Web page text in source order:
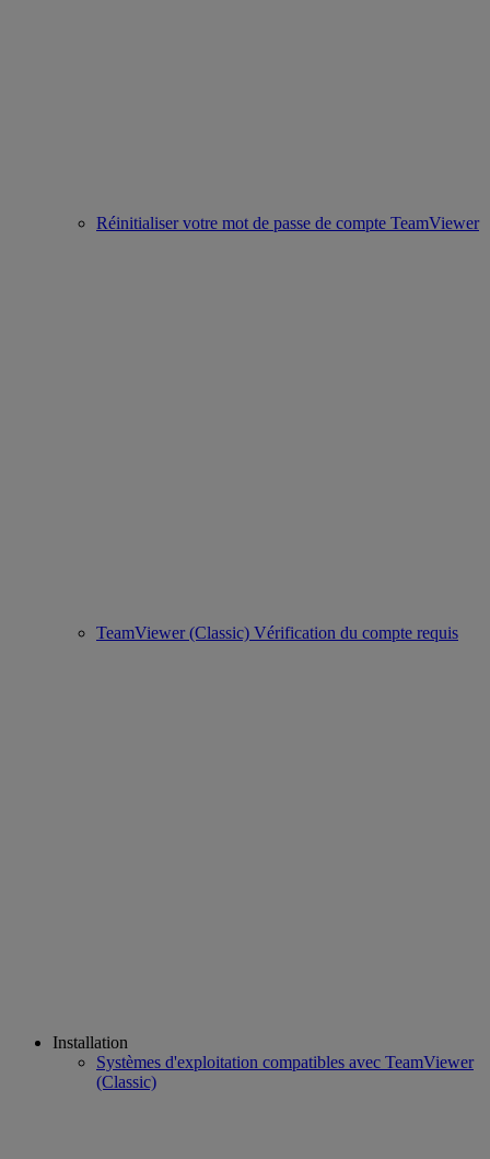
Réinitialiser votre mot de passe de compte TeamViewer
TeamViewer (Classic) Vérification du compte requis
Installation
Systèmes d'exploitation compatibles avec TeamViewer
(Classic)